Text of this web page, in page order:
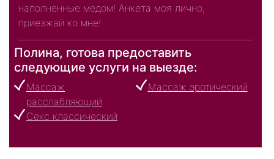
наполненные медом! Анкета моя лично,
приезжай ко мне!
Полина, готова предоставить
следующие услуги на выезде:
Массаж
расслабляющий
Массаж эротический
Секс классический